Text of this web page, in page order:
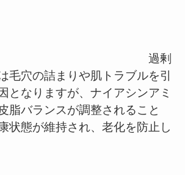
。
剰
毛穴の詰まりや肌トラブルを引
となりますが、ナイアシンアミ
脂バランスが調整されること
状態が維持され、老化を防止し